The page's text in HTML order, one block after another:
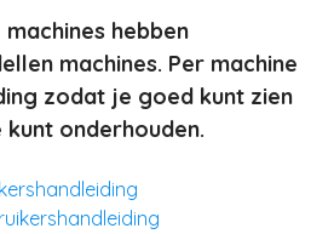
hebben
machines. Per machine
zodat je goed kunt zien
onderhouden.